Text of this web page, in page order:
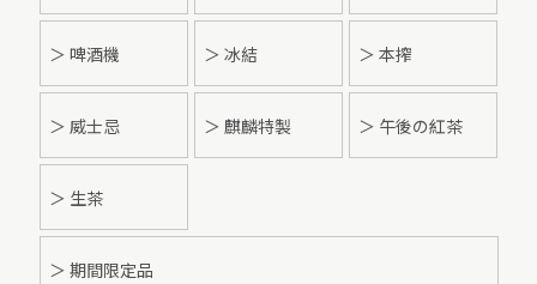
＞ 啤酒機 ＞ 冰結 ＞ 本搾
＞ 威士忌 ＞ 麒麟特製 ＞ 午後の紅茶
＞ 生茶
＞ 期間限定品